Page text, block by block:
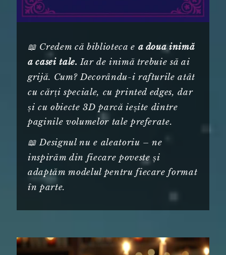
📖 Credem că biblioteca e a doua inimă
a casei tale. Iar de inimă trebuie să ai
grijă. Cum? Decorându-i rafturile atât
cu cărți speciale, cu printed edges, dar
și cu obiecte 3D parcă ieșite dintre
paginile volumelor tale preferate.
📖 Designul nu e aleatoriu – ne
inspirăm din fiecare poveste și
adaptăm modelul pentru fiecare format
în parte.